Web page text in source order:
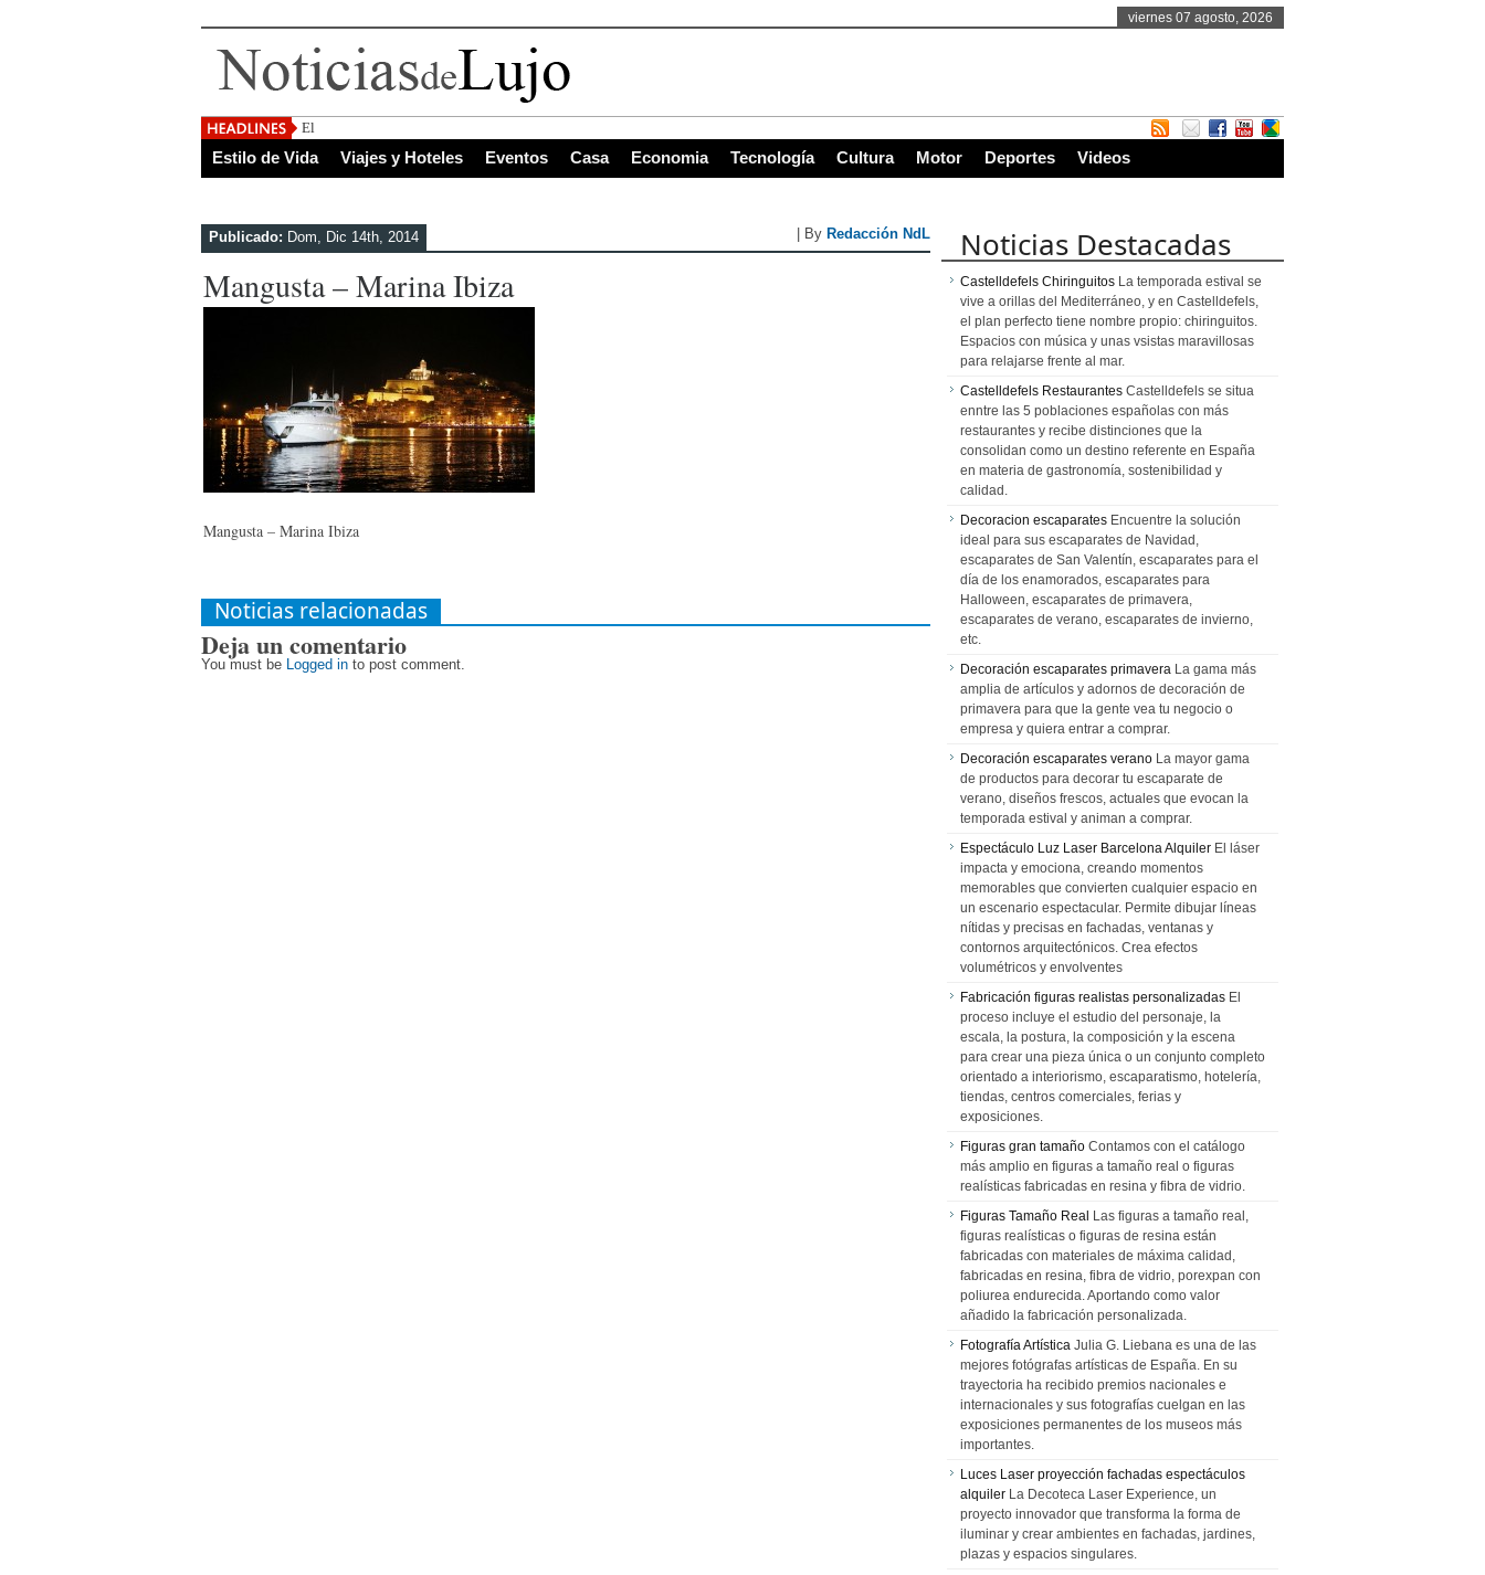
viernes 07 agosto, 2026
El Salvador, uno de los de
Estilo de Vida Viajes y Hoteles Eventos Casa Economia Tecnología Cultura Motor Deportes Videos
Publicado: Dom, Dic 14th, 2014 | By Redacción NdL
Mangusta – Marina Ibiza
Mangusta – Marina Ibiza
Noticias relacionadas
Deja un comentario
You must be Logged in to post comment.
Noticias Destacadas
Castelldefels Chiringuitos La temporada estival se
vive a orillas del Mediterráneo, y en Castelldefels,
el plan perfecto tiene nombre propio: chiringuitos.
Espacios con música y unas vsistas maravillosas
para relajarse frente al mar.
Castelldefels Restaurantes Castelldefels se situa
enntre las 5 poblaciones españolas con más
restaurantes y recibe distinciones que la
consolidan como un destino referente en España
en materia de gastronomía, sostenibilidad y
calidad.
Decoracion escaparates Encuentre la solución
ideal para sus escaparates de Navidad,
escaparates de San Valentín, escaparates para el
día de los enamorados, escaparates para
Halloween, escaparates de primavera,
escaparates de verano, escaparates de invierno,
etc.
Decoración escaparates primavera La gama más
amplia de artículos y adornos de decoración de
primavera para que la gente vea tu negocio o
empresa y quiera entrar a comprar.
Decoración escaparates verano La mayor gama
de productos para decorar tu escaparate de
verano, diseños frescos, actuales que evocan la
temporada estival y animan a comprar.
Espectáculo Luz Laser Barcelona Alquiler El láser
impacta y emociona, creando momentos
memorables que convierten cualquier espacio en
un escenario espectacular. Permite dibujar líneas
nítidas y precisas en fachadas, ventanas y
contornos arquitectónicos. Crea efectos
volumétricos y envolventes
Fabricación figuras realistas personalizadas El
proceso incluye el estudio del personaje, la
escala, la postura, la composición y la escena
para crear una pieza única o un conjunto completo
orientado a interiorismo, escaparatismo, hotelería,
tiendas, centros comerciales, ferias y
exposiciones.
Figuras gran tamaño Contamos con el catálogo
más amplio en figuras a tamaño real o figuras
realísticas fabricadas en resina y fibra de vidrio.
Figuras Tamaño Real Las figuras a tamaño real,
figuras realísticas o figuras de resina están
fabricadas con materiales de máxima calidad,
fabricadas en resina, fibra de vidrio, porexpan con
poliurea endurecida. Aportando como valor
añadido la fabricación personalizada.
Fotografía Artística Julia G. Liebana es una de las
mejores fotógrafas artísticas de España. En su
trayectoria ha recibido premios nacionales e
internacionales y sus fotografías cuelgan en las
exposiciones permanentes de los museos más
importantes.
Luces Laser proyección fachadas espectáculos
alquiler La Decoteca Laser Experience, un
proyecto innovador que transforma la forma de
iluminar y crear ambientes en fachadas, jardines,
plazas y espacios singulares.